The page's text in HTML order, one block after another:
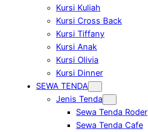
Kursi Kuliah
Kursi Cross Back
Kursi Tiffany
Kursi Anak
Kursi Olivia
Kursi Dinner
SEWA TENDA
Jenis Tenda
Sewa Tenda Roder
Sewa Tenda Cafe